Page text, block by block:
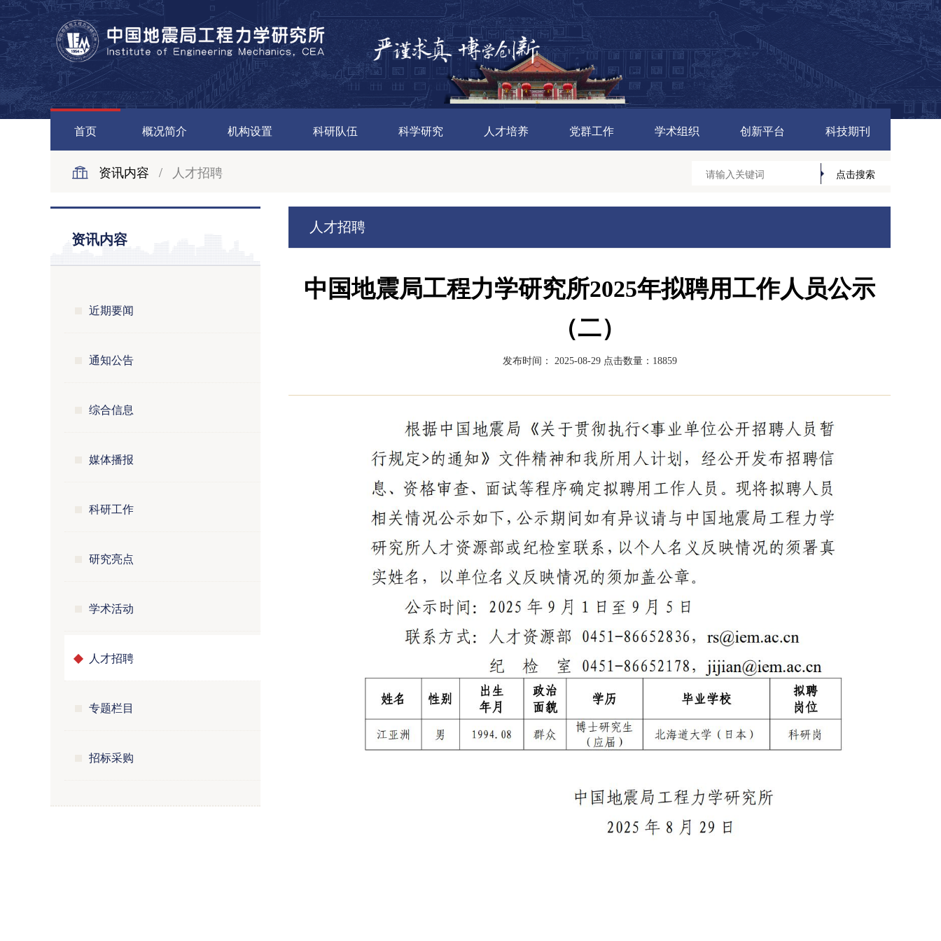
首页 概况简介 机构设置 科研队伍 科学研究 人才培养 党群工作 学术组织 创新平台 科技期刊
资讯内容 / 人才招聘
资讯内容
近期要闻
通知公告
综合信息
媒体播报
科研工作
研究亮点
学术活动
人才招聘
专题栏目
招标采购
人才招聘
中国地震局工程力学研究所2025年拟聘用工作人员公示
（二）
发布时间： 2025-08-29 点击数量：18859